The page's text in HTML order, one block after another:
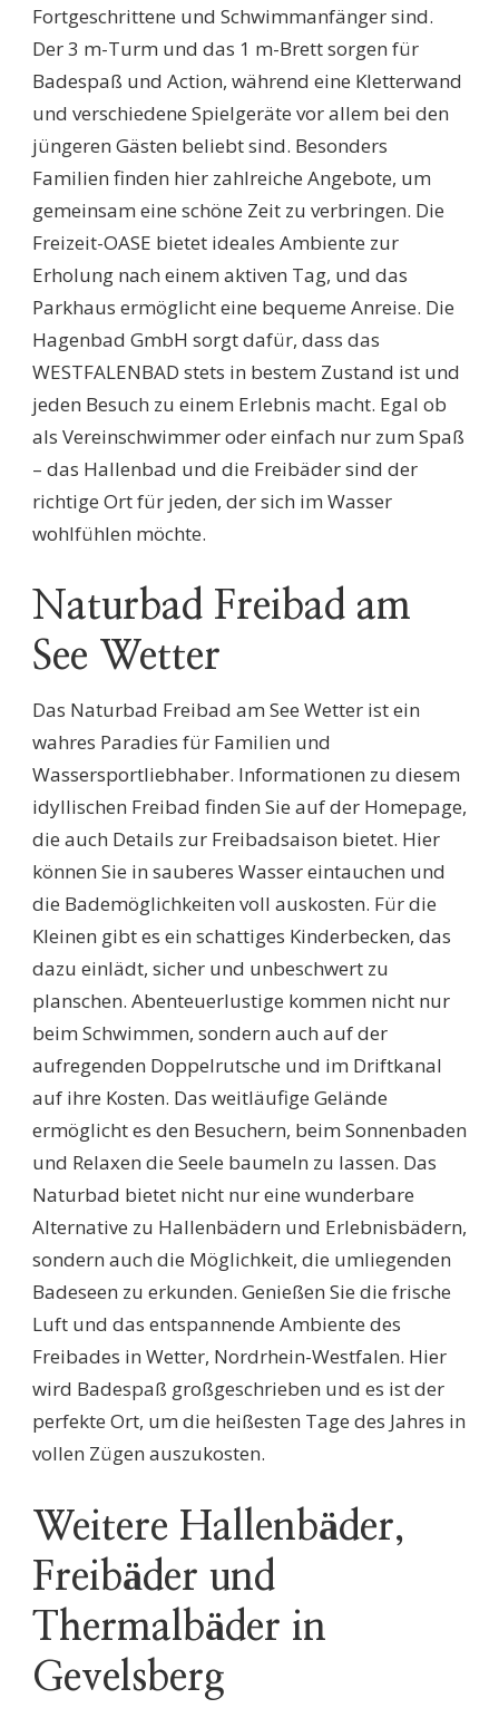
Fortgeschrittene und Schwimmanfänger sind.
Der 3 m-Turm und das 1 m-Brett sorgen für
Badespaß und Action, während eine Kletterwand
und verschiedene Spielgeräte vor allem bei den
jüngeren Gästen beliebt sind. Besonders
Familien finden hier zahlreiche Angebote, um
gemeinsam eine schöne Zeit zu verbringen. Die
Freizeit-OASE bietet ideales Ambiente zur
Erholung nach einem aktiven Tag, und das
Parkhaus ermöglicht eine bequeme Anreise. Die
Hagenbad GmbH sorgt dafür, dass das
WESTFALENBAD stets in bestem Zustand ist und
jeden Besuch zu einem Erlebnis macht. Egal ob
als Vereinschwimmer oder einfach nur zum Spaß
– das Hallenbad und die Freibäder sind der
richtige Ort für jeden, der sich im Wasser
wohlfühlen möchte.
Naturbad Freibad am
See Wetter
Das Naturbad Freibad am See Wetter ist ein
wahres Paradies für Familien und
Wassersportliebhaber. Informationen zu diesem
idyllischen Freibad finden Sie auf der Homepage,
die auch Details zur Freibadsaison bietet. Hier
können Sie in sauberes Wasser eintauchen und
die Bademöglichkeiten voll auskosten. Für die
Kleinen gibt es ein schattiges Kinderbecken, das
dazu einlädt, sicher und unbeschwert zu
planschen. Abenteuerlustige kommen nicht nur
beim Schwimmen, sondern auch auf der
aufregenden Doppelrutsche und im Driftkanal
auf ihre Kosten. Das weitläufige Gelände
ermöglicht es den Besuchern, beim Sonnenbaden
und Relaxen die Seele baumeln zu lassen. Das
Naturbad bietet nicht nur eine wunderbare
Alternative zu Hallenbädern und Erlebnisbädern,
sondern auch die Möglichkeit, die umliegenden
Badeseen zu erkunden. Genießen Sie die frische
Luft und das entspannende Ambiente des
Freibades in Wetter, Nordrhein-Westfalen. Hier
wird Badespaß großgeschrieben und es ist der
perfekte Ort, um die heißesten Tage des Jahres in
vollen Zügen auszukosten.
Weitere Hallenbäder,
Freibäder und
Thermalbäder in
Gevelsberg